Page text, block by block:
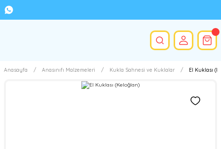
Anasayfa Anasınıfı Malzemeleri Kukla Sahnesi ve Kuklalar El Kuklası